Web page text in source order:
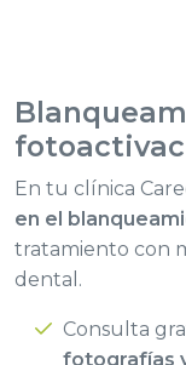
En tu clínica
en el
tratamiento con
dental.
Consulta
fotografías